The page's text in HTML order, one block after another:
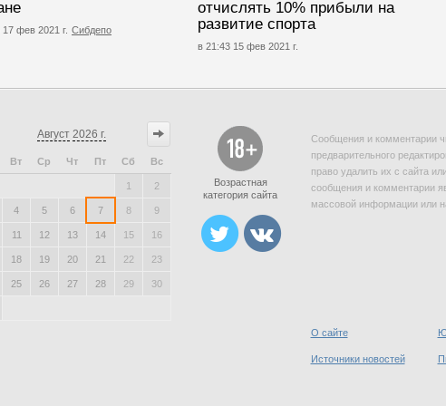
17 фев 2021 г. Сибдепо
отчислять 10% прибыли на
развитие спорта
в 21:43 15 фев 2021 г.
Август 2026 г.
Вт Ср Чт Пт Сб Вс
1 2
4 5 6 7 8 9
11 12 13 14 15 16
18 19 20 21 22 23
25 26 27 28 29 30
Возрастная
категория сайта
Сообщения и комментарии
предварительного
право удалить их с сайта
сообщения и комментарии
массовой информации или
О сайте
Источники новостей